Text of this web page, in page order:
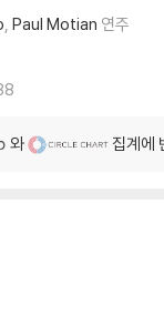
Paul Motian 연주
와 집계에